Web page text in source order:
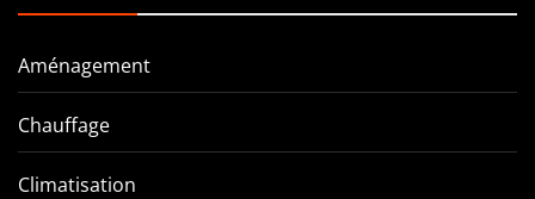
Aménagement
Chauffage
Climatisation